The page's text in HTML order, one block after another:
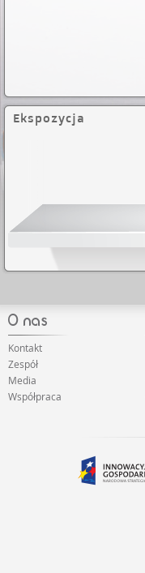
Ekspozycja
Kontakt
Zespół
Media
Współpraca